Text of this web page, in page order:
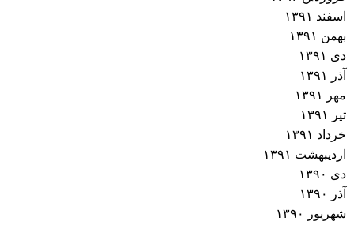
اسفند ۱۳۹۱
بهمن ۱۳۹۱
دی ۱۳۹۱
آذر ۱۳۹۱
مهر ۱۳۹۱
تیر ۱۳۹۱
خرداد ۱۳۹۱
اردیبهشت ۱۳۹۱
دی ۱۳۹۰
آذر ۱۳۹۰
شهریور ۱۳۹۰